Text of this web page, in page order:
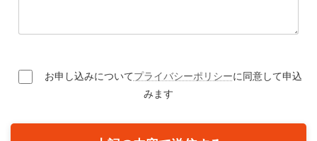
お申し込みについてプライバシーポリシーに同意して申込
みます